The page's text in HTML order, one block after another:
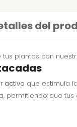
del
plantas con
activo que estimula
permitiendo que